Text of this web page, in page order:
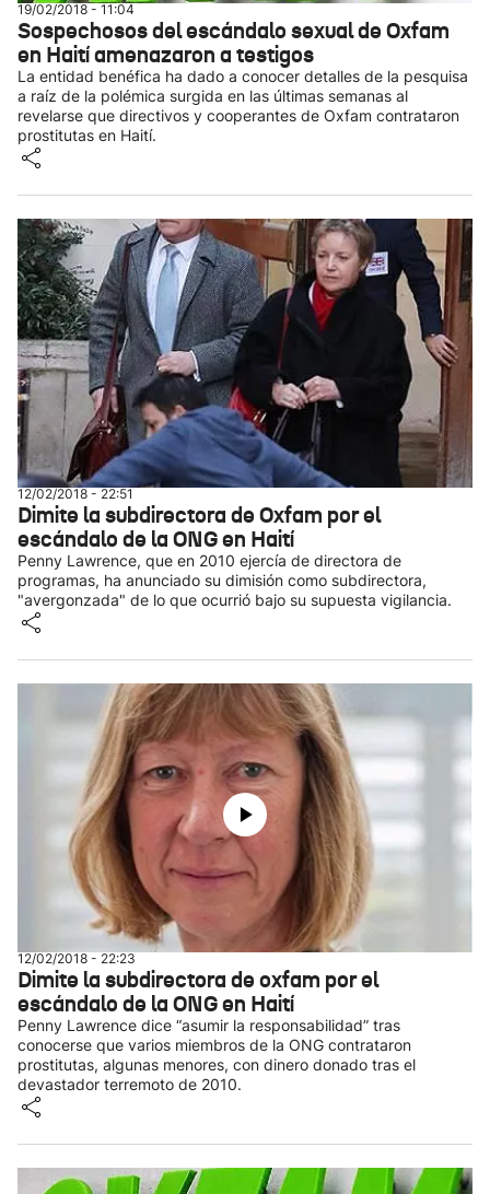
19/02/2018 - 11:04
Sospechosos del escándalo sexual de Oxfam
en Haití amenazaron a testigos
La entidad benéfica ha dado a conocer detalles de la pesquisa
a raíz de la polémica surgida en las últimas semanas al
revelarse que directivos y cooperantes de Oxfam contrataron
prostitutas en Haití.
12/02/2018 - 22:51
Dimite la subdirectora de Oxfam por el
escándalo de la ONG en Haití
Penny Lawrence, que en 2010 ejercía de directora de
programas, ha anunciado su dimisión como subdirectora,
"avergonzada" de lo que ocurrió bajo su supuesta vigilancia.
12/02/2018 - 22:23
Dimite la subdirectora de oxfam por el
escándalo de la ONG en Haití
Penny Lawrence dice “asumir la responsabilidad” tras
conocerse que varios miembros de la ONG contrataron
prostitutas, algunas menores, con dinero donado tras el
devastador terremoto de 2010.